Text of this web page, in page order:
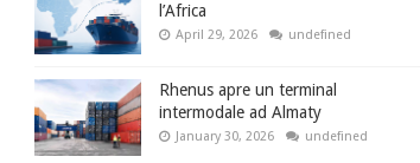
l’Africa
April 29, 2026 undefined
Rhenus apre un terminal
intermodale ad Almaty
January 30, 2026 undefined